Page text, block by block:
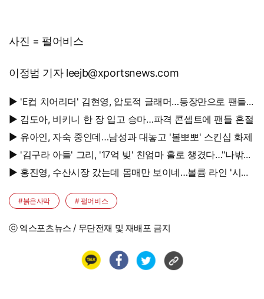
사진 = 펄어비스
이정범 기자 leejb@xportsnews.com
▶ 'E컵 치어리더' 김현영, 압도적 글래머…등장만으로 팬들
초토화
▶ 김도아, 비키니 한 장 입고 승마…파격 콘셉트에 팬들 혼절
▶ 유아인, 자숙 중인데…남성과 대놓고 '볼뽀뽀' 스킨십 화제
▶ '김구라 아들' 그리, '17억 빚' 친엄마 홀로 챙겼다…"나밖에
없어, 연락 꾸준히 하는 중"
▶ 홍진영, 수산시장 갔는데 몸매만 보이네…볼륨 라인 '시선
강탈'
#붉은사막 # 펄어비스
ⓒ 엑스포츠뉴스 / 무단전재 및 재배포 금지